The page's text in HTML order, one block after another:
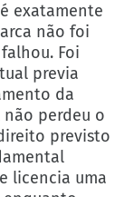
exatamente
não foi
Foi
previa
da
perdeu o
previsto
licencia uma